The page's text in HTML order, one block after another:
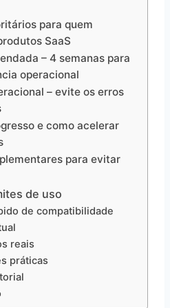
para quem
SaaS
– 4 semanas para
operacional
– evite os erros
e como acelerar
para evitar
de uso
de compatibilidade
reais
práticas